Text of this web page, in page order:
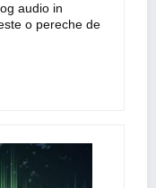
audio in
o pereche de